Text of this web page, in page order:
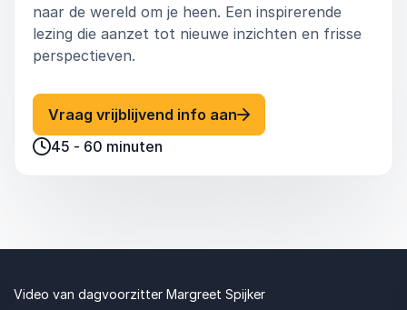
naar de wereld om je heen. Een inspirerende
lezing die aanzet tot nieuwe inzichten en frisse
perspectieven.
Vraag vrijblijvend info aan: Margreet Spijker
45 - 60 minuten
Video van dagvoorzitter Margreet Spijker